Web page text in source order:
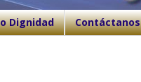
Dignidad Contáctanos